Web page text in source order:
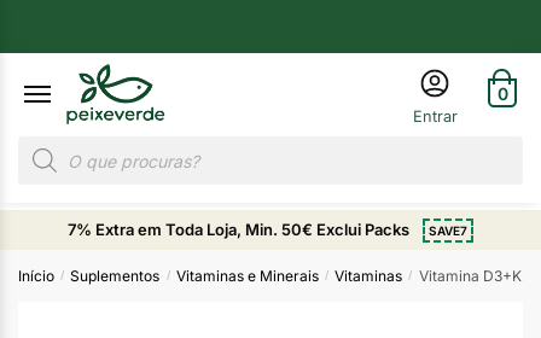
0
7% Extra em Toda Loja, Min. 50€ Exclui Packs SAVE7
Início / Suplementos / Vitaminas e Minerais / Vitaminas / Vitamina D3+K2